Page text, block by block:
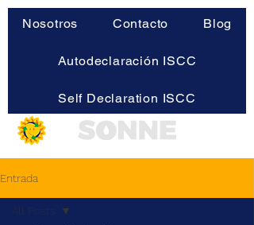
Nosotros Contacto Blog
Autodeclaración ISCC
Self Declaration ISCC
Entrada